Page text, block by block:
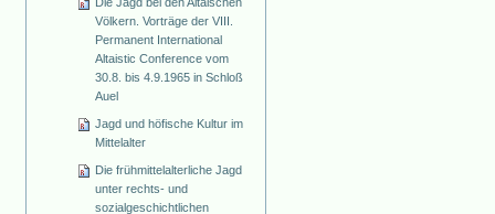
Völkern. Vorträge der VIII.
Permanent International
Altaistic Conference vom
30.8. bis 4.9.1965 in Schloß
Auel
Jagd und höfische Kultur im
Mittelalter
Die frühmittelalterliche Jagd
unter rechts- und
sozialgeschichtlichen